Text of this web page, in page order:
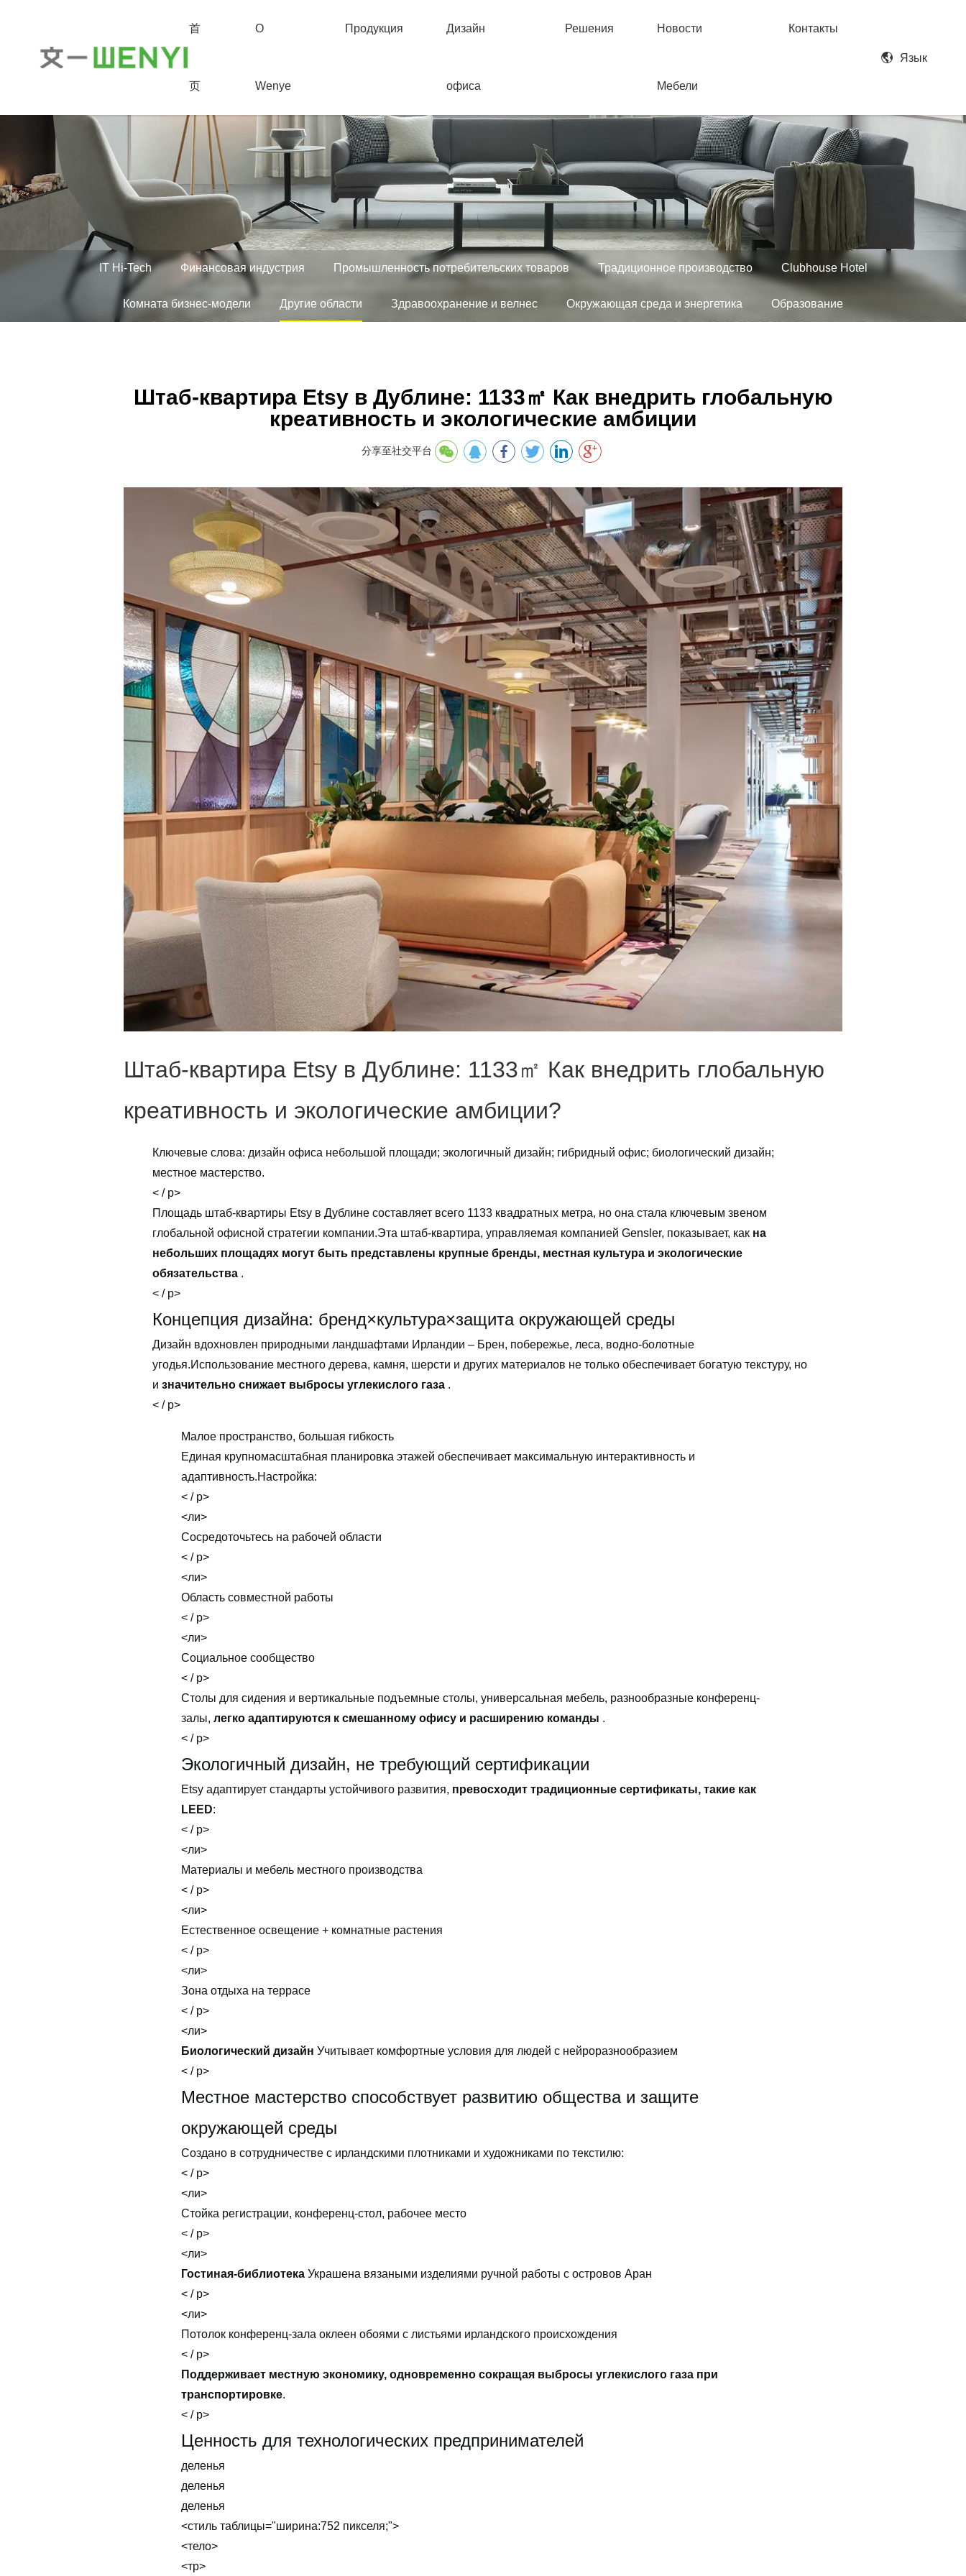
首
页
О
Wenye
Продукция Дизайн
офиса
Решения Новости
Мебели
Контакты
Язык
IT Hi-Tech Финансовая индустрия Промышленность потребительских товаров Традиционное производство Clubhouse Hotel
Комната бизнес-модели Другие области Здравоохранение и велнес Окружающая среда и энергетика Образование
Штаб-квартира Etsy в Дублине: 1133㎡ Как внедрить глобальную
креативность и экологические амбиции
分享至社交平台
Штаб-квартира Etsy в Дублине: 1133㎡ Как внедрить глобальную
креативность и экологические амбиции?
Ключевые слова: дизайн офиса небольшой площади; экологичный дизайн; гибридный офис; биологический дизайн;
местное мастерство.
< / p>
Площадь штаб-квартиры Etsy в Дублине составляет всего 1133 квадратных метра, но она стала ключевым звеном
глобальной офисной стратегии компании.Эта штаб-квартира, управляемая компанией Gensler, показывает, как на
небольших площадях могут быть представлены крупные бренды, местная культура и экологические
обязательства .
< / p>
Концепция дизайна: бренд×культура×защита окружающей среды
Дизайн вдохновлен природными ландшафтами Ирландии – Брен, побережье, леса, водно-болотные
угодья.Использование местного дерева, камня, шерсти и других материалов не только обеспечивает богатую текстуру, но
и значительно снижает выбросы углекислого газа .
< / p>
Малое пространство, большая гибкость
Единая крупномасштабная планировка этажей обеспечивает максимальную интерактивность и
адаптивность.Настройка:
< / p>
<ли>
Сосредоточьтесь на рабочей области
< / p>
<ли>
Область совместной работы
< / p>
<ли>
Социальное сообщество
< / p>
Столы для сидения и вертикальные подъемные столы, универсальная мебель, разнообразные конференц-
залы, легко адаптируются к смешанному офису и расширению команды .
< / p>
Экологичный дизайн, не требующий сертификации
Etsy адаптирует стандарты устойчивого развития, превосходит традиционные сертификаты, такие как
LEED:
< / p>
<ли>
Материалы и мебель местного производства
< / p>
<ли>
Естественное освещение + комнатные растения
< / p>
<ли>
Зона отдыха на террасе
< / p>
<ли>
Биологический дизайн Учитывает комфортные условия для людей с нейроразнообразием
< / p>
Местное мастерство способствует развитию общества и защите
окружающей среды
Создано в сотрудничестве с ирландскими плотниками и художниками по текстилю:
< / p>
<ли>
Стойка регистрации, конференц-стол, рабочее место
< / p>
<ли>
Гостиная-библиотека Украшена вязаными изделиями ручной работы с островов Аран
< / p>
<ли>
Потолок конференц-зала оклеен обоями с листьями ирландского происхождения
< / p>
Поддерживает местную экономику, одновременно сокращая выбросы углекислого газа при
транспортировке.
< / p>
Ценность для технологических предпринимателей
деленья
деленья
деленья
<стиль таблицы="ширина:752 пикселя;">
<тело>
<тр>